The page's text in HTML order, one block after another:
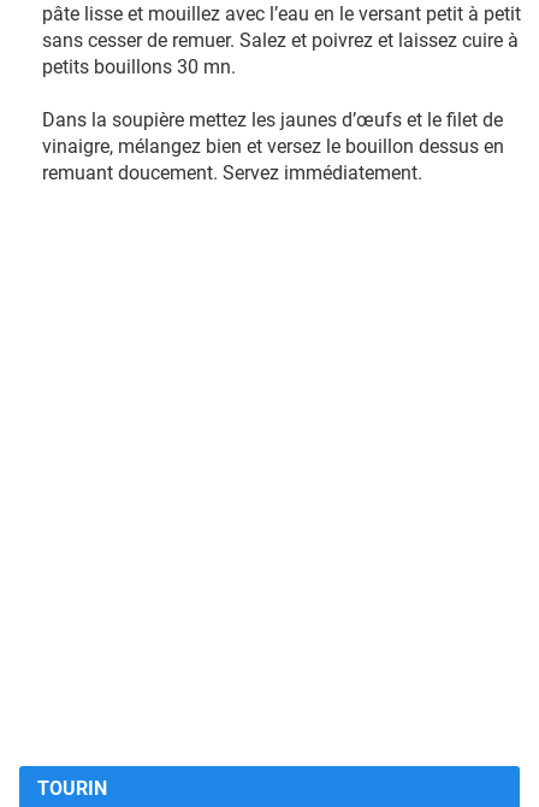
pâte lisse et mouillez avec l’eau en le versant petit à petit
sans cesser de remuer. Salez et poivrez et laissez cuire à
petits bouillons 30 mn.
Dans la soupière mettez les jaunes d’œufs et le filet de
vinaigre, mélangez bien et versez le bouillon dessus en
remuant doucement. Servez immédiatement.
TOURIN